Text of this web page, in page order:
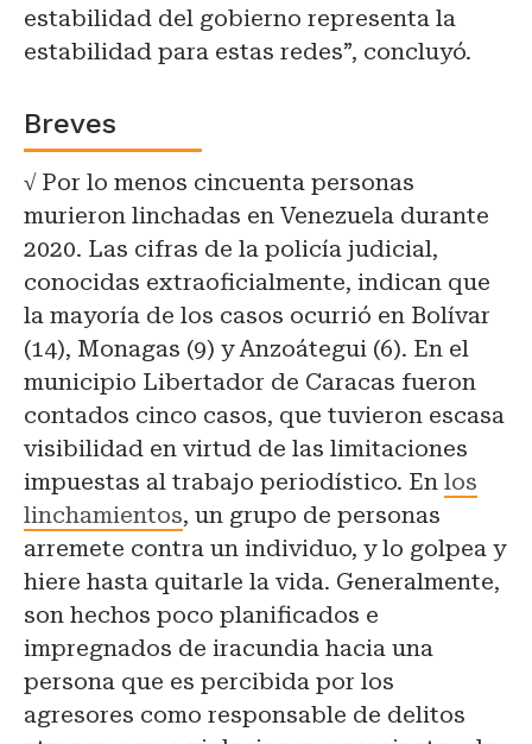
estabilidad del gobierno representa la
estabilidad para estas redes”, concluyó.
Breves
√Por lo menos cincuenta personas
murieron linchadas en Venezuela durante
2020. Las cifras de la policía judicial,
conocidas extraoficialmente, indican que
la mayoría de los casos ocurrió en Bolívar
(14), Monagas (9) y Anzoátegui (6). En el
municipio Libertador de Caracas fueron
contados cinco casos, que tuvieron escasa
visibilidad en virtud de las limitaciones
impuestas al trabajo periodístico. En los
linchamientos, un grupo de personas
arremete contra un individuo, y lo golpea y
hiere hasta quitarle la vida. Generalmente,
son hechos poco planificados e
impregnados de iracundia hacia una
persona que es percibida por los
agresores como responsable de delitos